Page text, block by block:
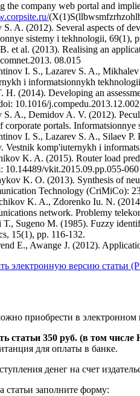
the company web portal and
S. A. (2012). Several aspects of
sistemy i tekhnologii, 69(1),
et al. (2013). Realising an
08.015
I. S., Lazarev S. A.,
i informatsionnykh
H. (2014). Developing an
10.1016/j.compedu.2013.12.002
S. A., Demidov A. V. (2012).
corporate portals.
I. S., Lazarev S. A., Silaev P.
Vestnik komp'iuternykh i
K. A. (2015). Router load
10.14489/vkit.2015.09.pp.055-
K. O. (2013). Synthesis of
Technology (CriMiCo):
K. A., Zdorenko Iu. N.
network. Problemy
Т., Sugeno М. (1985). Fuzzy
15(1), pp. 116-132.
E., Awange J. (2012).
электронную версию статьи
приобрести в электронном
статьи 350 руб. (в том
для оплаты в банке.
денег на счет
статьи заполните форму: